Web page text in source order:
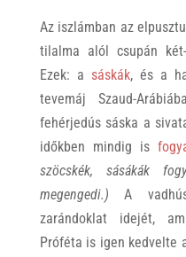
Az iszlámban az
tilalma alól csupán
Ezek: a sáskák, és a
tevemáj Szaud-
fehérjedús sáska a
időkben mindig is
szöcskék, sásákák
megengedi.)A
zarándoklat idejét,
Próféta is igen kedvelte